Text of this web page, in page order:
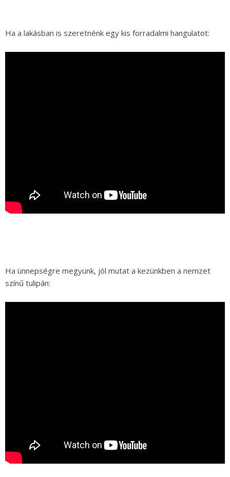
Ha a lakásban is szeretnénk egy kis forradalmi hangulatot:
Ha ünnepségre megyünk, jól mutat a kezünkben a nemzet
színű tulipán: